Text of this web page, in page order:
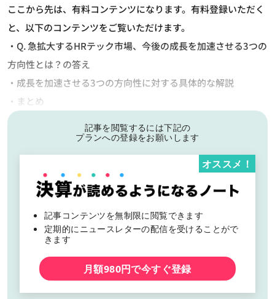
ここから先は、有料コンテンツになります。有料登録いただく
と、以下のコンテンツをご覧いただけます。
・Q. 急拡大するHRテック市場、今後の成長を加速させる3つの
方向性とは？の答え
・成長を加速させる3つの方向性に対する具体的な解説
・まとめ
記事を閲覧するには下記の
プランへの登録をお願いします
記事コンテンツを無制限に閲覧できます
定期的にニュースレターの配信を受けることがで
きます
オススメ！
月額980円で今すぐ登録